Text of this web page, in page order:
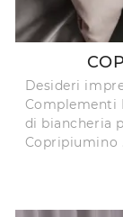
Desideri
Complementi
di biancheria
Copripiumino